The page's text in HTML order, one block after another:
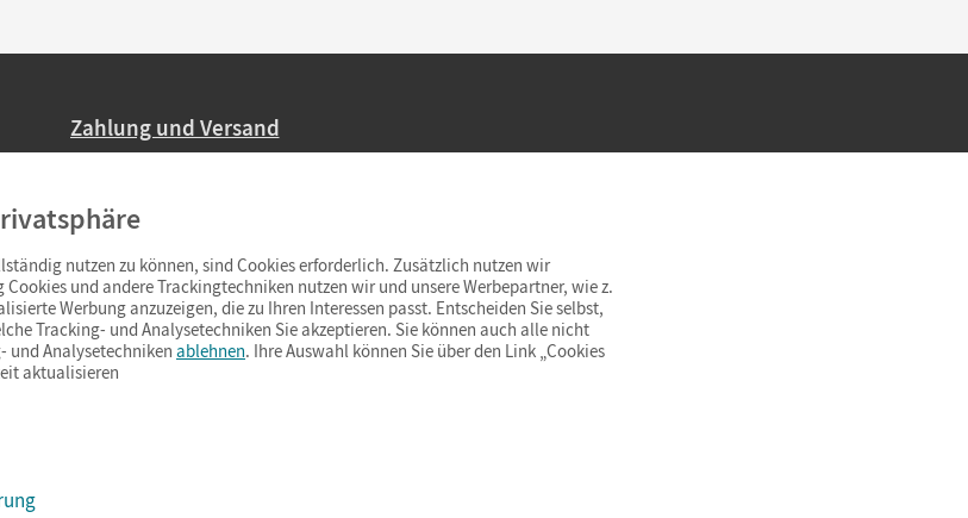
Zahlung und Versand
Ab 59,– EUR Bestellwert liefern wir versandkostenfrei innerhalb Deutschlands
(Lieferung in 3–6 Tagen).
nutzen zu können, sind Cookies erforderlich. Zusätzlich nutzen wir
und andere Trackingtechniken nutzen wir und unsere Werbepartner, wie z.
Werbung anzuzeigen, die zu Ihren Interessen passt. Entscheiden Sie selbst,
Tracking- und Analysetechniken Sie akzeptieren. Sie können auch alle nicht
und Analysetechniken ablehnen. Ihre Auswahl können Sie über den Link „Cookies
aktualisieren